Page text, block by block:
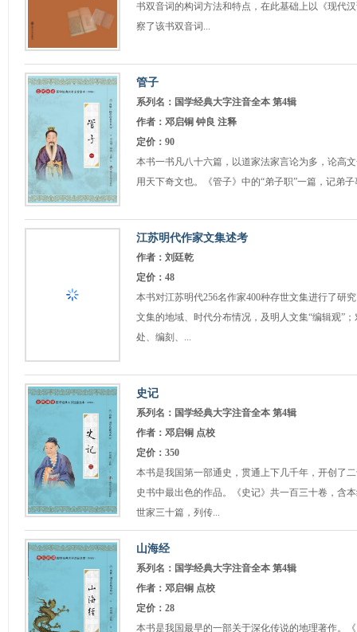
书双音词的构词方法和特点，在此基础上以《现代
察了该书双音词...
管子
系列名：国学经典大字注音全本 第4辑
作者：邓启铜 钟良 注释
定价：90
本书一书凡八十六篇，以道家法家言论为多，论高
用天下奇文也。《管子》中的“弟子职”一篇，记弟
江苏明代作家文集述考
作者：刘廷乾
定价：48
本书对江苏明代256名作家400种存世文集进行了研
文集的地域、时代分布情况，及明人文集“编辑观”
处、编刻、...
史记
系列名：国学经典大字注音全本 第4辑
作者：邓启铜 点校
定价：350
本书是我国第一部通史，贯通上下几千年，开创了
史书中最出色的作品。《史记》共一百三十卷，含
世家三十篇，列传...
山海经
系列名：国学经典大字注音全本 第4辑
作者：邓启铜 点校
定价：28
本书是我国最早的一部关于深化传说的地理著作。